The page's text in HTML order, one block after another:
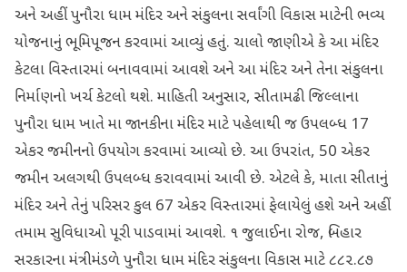
અને અહીં પુનૌરા ધામ મંદિર અને સંકુલના સર્વાંગી વિકાસ માટેની ભવ્ય
યોજનાનું ભૂમિપૂજન કરવામાં આવ્યું હતું. ચાલો જાણીએ કે આ મંદિર
કેટલા વિસ્તારમાં બનાવવામાં આવશે અને આ મંદિર અને તેના સંકુલના
નિર્માણનો ખર્ચ કેટલો થશે. માહિતી અનુસાર, સીતામઢી જિલ્લાના
પુનૌરા ધામ ખાતે મા જાનકીના મંદિર માટે પહેલાથી જ ઉપલબ્ધ 17
એકર જમીનનો ઉપયોગ કરવામાં આવ્યો છે. આ ઉપરાંત, 50 એકર
જમીન અલગથી ઉપલબ્ધ કરાવવામાં આવી છે. એટલે કે, માતા સીતાનું
મંદિર અને તેનું પરિસર કુલ 67 એકર વિસ્તારમાં ફેલાયેલું હશે અને અહીં
તમામ સુવિધાઓ પૂરી પાડવામાં આવશે. ૧ જુલાઈના રોજ, બિહાર
સરકારના મંત્રીમંડળે પુનૌરા ધામ મંદિર સંકુલના વિકાસ માટે ૮૮૨.૮૭